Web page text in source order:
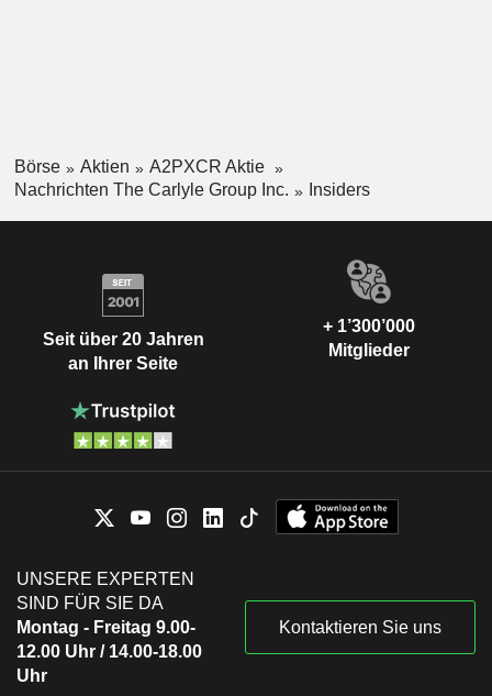
Börse Aktien
A2PXCR Aktie
Nachrichten The Carlyle Group Inc.
Insiders
Seit über 20 Jahren
an Ihrer Seite
+ 1’300’000
Mitglieder
UNSERE EXPERTEN
SIND FÜR SIE DA
Montag - Freitag 9.00-
12.00 Uhr / 14.00-18.00
Uhr
Kontaktieren Sie uns